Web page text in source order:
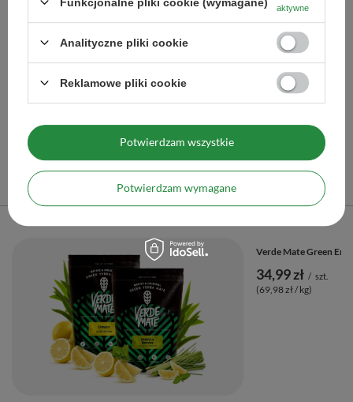
Więcej opcji
Polecane
Poprzedni z tej kategorii Następny z tej kategorii
Verde Mate Green
34,99 zł / szt.
(69,98 zł / kg)
aktywne
Analityczne pliki cookie
Reklamowe pliki cookie
Potwierdzam wymagane
Potwierdzam wszystkie